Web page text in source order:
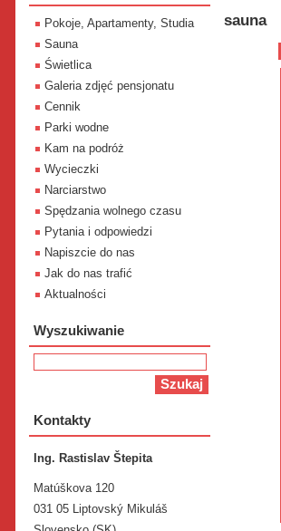
sauna
Pokoje, Apartamenty, Studia
Sauna
Świetlica
Galeria zdjęć pensjonatu
Cennik
Parki wodne
Kam na podróż
Wycieczki
Narciarstwo
Spędzania wolnego czasu
Pytania i odpowiedzi
Napiszcie do nas
Jak do nas trafić
Aktualności
Wyszukiwanie
Kontakty
Ing. Rastislav Štepita
Matúškova 120
031 05 Liptovský Mikuláš